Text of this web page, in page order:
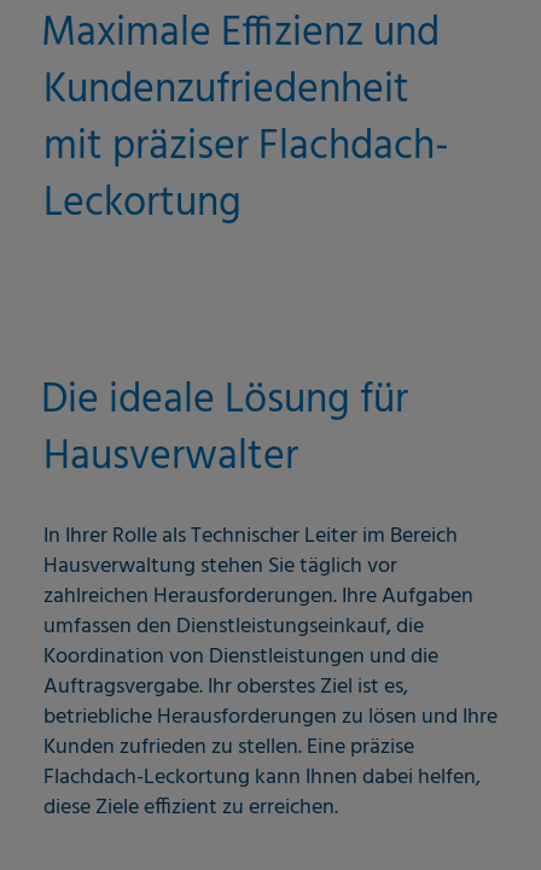
Maximale Effizienz und
Kundenzufriedenheit
mit präziser Flachdach-
Leckortung
Die ideale Lösung für
Hausverwalter
In Ihrer Rolle als Technischer Leiter im Bereich
Hausverwaltung stehen Sie täglich vor
zahlreichen Herausforderungen. Ihre Aufgaben
umfassen den Dienstleistungseinkauf, die
Koordination von Dienstleistungen und die
Auftragsvergabe. Ihr oberstes Ziel ist es,
betriebliche Herausforderungen zu lösen und Ihre
Kunden zufrieden zu stellen. Eine präzise
Flachdach-Leckortung kann Ihnen dabei helfen,
diese Ziele effizient zu erreichen.